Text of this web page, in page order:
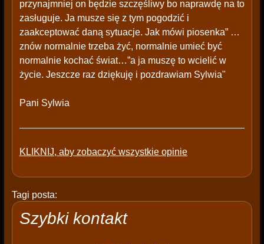
przynajmniej on będzie szczęśliwy bo naprawdę na to
zasługuje. Ja musze się z tym pogodzić i
zaakceptować daną sytuacje. Jak mówi piosenka” …
znów normalnie trzeba żyć, normalnie umieć być
normalnie kochać świat…”a ja muszę to wcielić w
życie. Jeszcze raz dziękuję i pozdrawiam Sylwia"
Pani Sylwia
KLIKNIJ, aby zobaczyć wszystkie opinie
Tagi posta:
Szybki kontakt